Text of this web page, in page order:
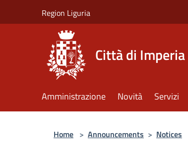
Region Liguria
Città di Imperia
Amministrazione Novità Servizi
Home > Announcements > Notices